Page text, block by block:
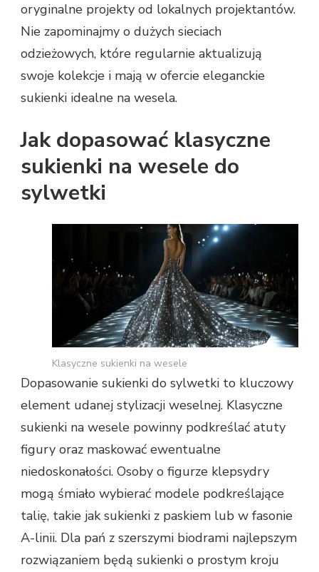
oryginalne projekty od lokalnych projektantów.
Nie zapominajmy o dużych sieciach
odzieżowych, które regularnie aktualizują
swoje kolekcje i mają w ofercie eleganckie
sukienki idealne na wesela.
Jak dopasować klasyczne
sukienki na wesele do
sylwetki
Klasyczne sukienki na wesele
Dopasowanie sukienki do sylwetki to kluczowy
element udanej stylizacji weselnej. Klasyczne
sukienki na wesele powinny podkreślać atuty
figury oraz maskować ewentualne
niedoskonałości. Osoby o figurze klepsydry
mogą śmiało wybierać modele podkreślające
talię, takie jak sukienki z paskiem lub w fasonie
A-linii. Dla pań z szerszymi biodrami najlepszym
rozwiązaniem będą sukienki o prostym kroju